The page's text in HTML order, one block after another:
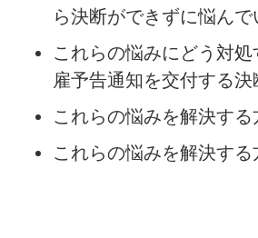
ら決断ができずに悩んで
これらの悩みにどう対
雇予告通知を交付する決
これらの悩みを解決す
これらの悩みを解決す